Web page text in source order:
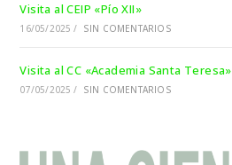
Visita al CEIP «Pío XII»
16/05/2025 / SIN COMENTARIOS
Visita al CC «Academia Santa Teresa»
07/05/2025 / SIN COMENTARIOS